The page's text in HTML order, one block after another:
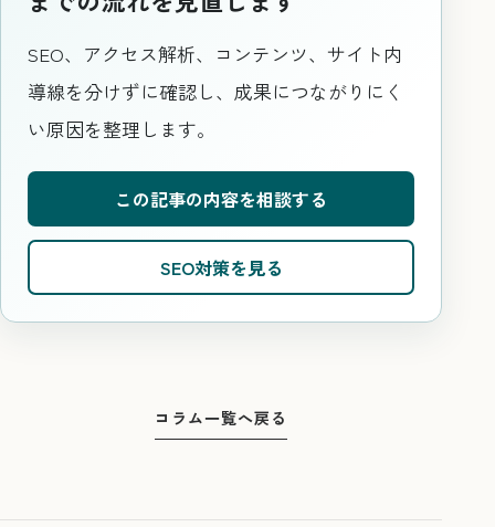
SEO、アクセス解析、コンテンツ、サイト内
導線を分けずに確認し、成果につながりにく
い原因を整理します。
この記事の内容を相談する
SEO対策を見る
コラム一覧へ戻る